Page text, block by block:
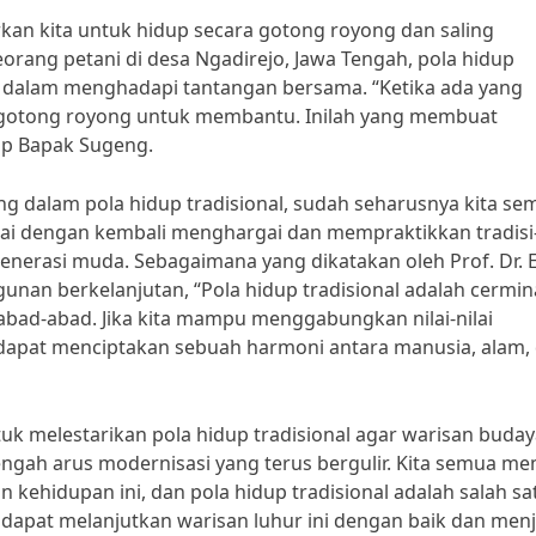
kita untuk hidup secara gotong royong dan saling
petani di desa Ngadirejo, Jawa Tengah, pola hidup
menghadapi tantangan bersama. “Ketika ada yang
royong untuk membantu. Inilah yang membuat
Bapak Sugeng.
dalam pola hidup tradisional, sudah seharusnya kita
dengan kembali menghargai dan mempraktikkan
muda. Sebagaimana yang dikatakan oleh Prof. Dr.
berkelanjutan, “Pola hidup tradisional adalah
abad. Jika kita mampu menggabungkan nilai-nilai
menciptakan sebuah harmoni antara manusia, alam,
melestarikan pola hidup tradisional agar warisan
arus modernisasi yang terus bergulir. Kita semua
kehidupan ini, dan pola hidup tradisional adalah salah
melanjutkan warisan luhur ini dengan baik dan